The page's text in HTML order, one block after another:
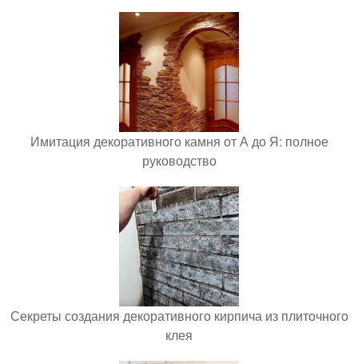
Имитация декоративного камня от А до Я: полное
руководство
Секреты создания декоративного кирпича из плиточного
клея